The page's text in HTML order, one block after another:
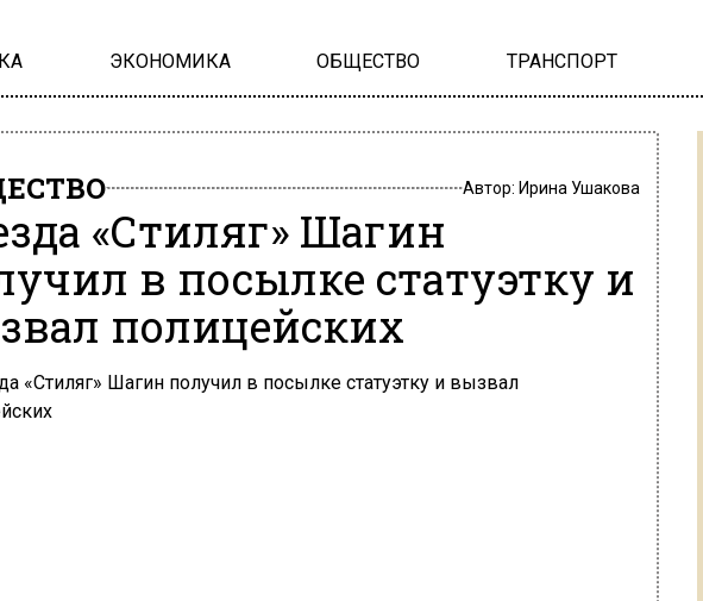
ЭКОНОМИКА ОБЩЕСТВО ТРАНСПОРТ
Автор: Ирина Ушакова
«Стиляг» Шагин
в посылке статуэтку и
полицейских